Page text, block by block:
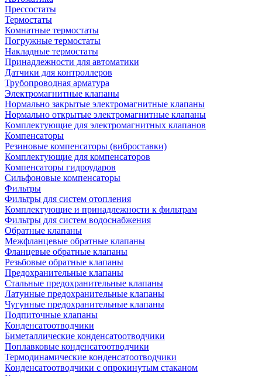
Прессостаты
Термостаты
Комнатные термостаты
Погружные термостаты
Накладные термостаты
Принадлежности для автоматики
Датчики для контроллеров
Трубопроводная арматура
Электромагнитные клапаны
Нормально закрытые электромагнитные клапаны
Нормально открытые электромагнитные клапаны
Комплектующие для электромагнитных клапанов
Компенсаторы
Резиновые компенсаторы (виброставки)
Комплектующие для компенсаторов
Компенсаторы гидроударов
Сильфоновые компенсаторы
Фильтры
Фильтры для систем отопления
Комплектующие и принадлежности к фильтрам
Фильтры для систем водоснабжения
Обратные клапаны
Межфланцевые обратные клапаны
Фланцевые обратные клапаны
Резьбовые обратные клапаны
Предохранительные клапаны
Стальные предохранительные клапаны
Латунные предохранительные клапаны
Чугунные предохранительные клапаны
Подпиточные клапаны
Конденсатоотводчики
Биметаллические конденсатоотводчики
Поплавковые конденсатоотводчики
Термодинамические конденсатоотводчики
Конденсатоотводчики с опрокинутым стаканом